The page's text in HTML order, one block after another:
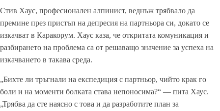
Стив Хаус, професионален алпинист, веднъж трябвало да
премине през пристъп на депресия на партньора си, докато се
изкачват в Каракорум. Хаус каза, че откритата комуникация и
разбирането на проблема са от решаващо значение за успеха на
изкачването в такава среда.
„Бихте ли тръгнали на експедиция с партньор, чийто крак го
боли и на моменти болката става непоносима?“ — пита Хаус.
„Трябва да сте наясно с това и да разработите план за